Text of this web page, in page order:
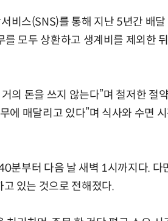
비스(SNS)를 통해 지난 5년간 배
를 모두 상환하고 생계비를 제외한
의 돈을 쓰지 않는다”며 철저한 절
에 매달리고 있다”며 식사와 수면
분부터 다음 날 새벽 1시까지다. 다
있는 것으로 전해졌다.